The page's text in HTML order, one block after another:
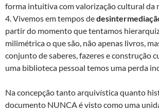
forma intuitiva com valorização cultural da
4. Vivemos em tempos de
partir do momento que tentamos
milimétrica o que são, não apenas livros,
conjunto de saberes, fazeres e construção
uma biblioteca pessoal temos uma perda
Na concepção tanto arquivística quanto
documento NUNCA é visto como uma